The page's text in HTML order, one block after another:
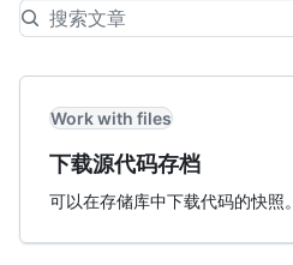
Work with files
下载源代码存档
可以在存储库中下载代码的快照。